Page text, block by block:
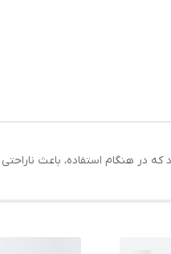
در هنگام استفاده، باعث